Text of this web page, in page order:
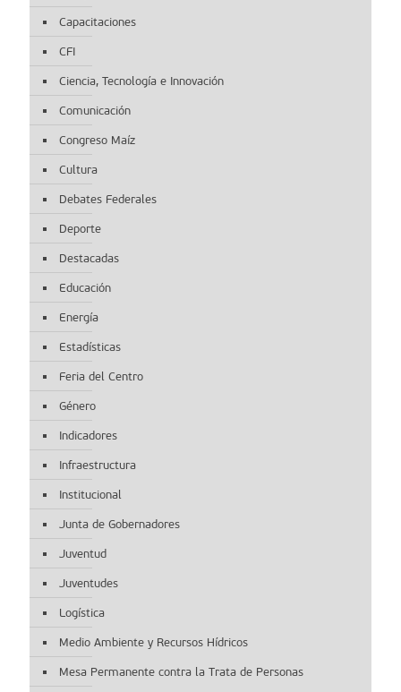
Capacitaciones
CFI
Ciencia, Tecnología e Innovación
Comunicación
Congreso Maíz
Cultura
Debates Federales
Deporte
Destacadas
Educación
Energía
Estadísticas
Feria del Centro
Género
Indicadores
Infraestructura
Institucional
Junta de Gobernadores
Juventud
Juventudes
Logística
Medio Ambiente y Recursos Hídricos
Mesa Permanente contra la Trata de Personas